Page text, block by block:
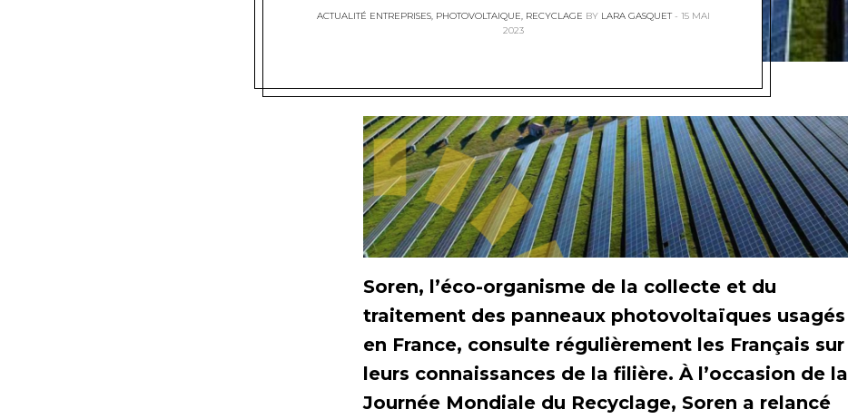
ACTUALITÉ ENTREPRISES, PHOTOVOLTAIQUE, RECYCLAGE BY LARA GASQUET
15 MAI
2023
Soren, l’éco-organisme de la collecte et du
traitement des panneaux photovoltaïques usagés
en France, consulte régulièrement les Français sur
leurs connaissances de la filière. À l’occasion de la
Journée Mondiale du Recyclage, Soren a relancé